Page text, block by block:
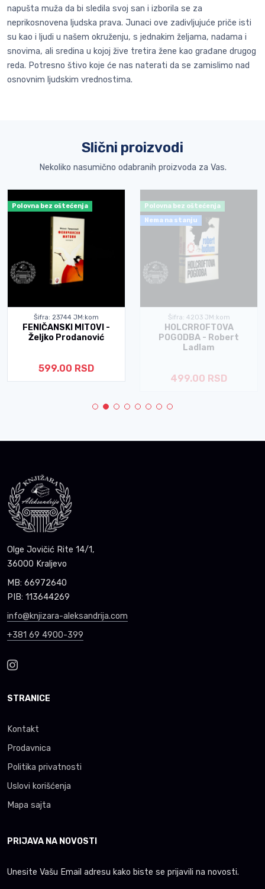
napušta muža da bi sledila svoj san i izborila se za
neprikosnovena ljudska prava. Junaci ove zadivljujuće priče isti
su kao i ljudi u našem okruženju, s jednakim željama, nadama i
snovima, ali sredina u kojoj žive tretira žene kao građane drugog
reda. Potresno štivo koje će nas naterati da se zamislimo nad
osnovnim ljudskim vrednostima.
Slični proizvodi
Nekoliko nasumično odabranih proizvoda za Vas.
Polovna bez oštećenja
Šifra: 23744 JM:kom
FENIČANSKI MITOVI -
Željko Prodanović
599.00 RSD
Polovna bez oštećenja
Nema na stanju
Šifra: 4203 JM:kom
HOLCRROFTOVA
POGODBA - Robert
Ladlam
499.00 RSD
Olge Jovičić Rite 14/1,
36000 Kraljevo
MB: 66972640
PIB: 113644269
info@knjizara-aleksandrija.com
+381 69 4900-399
STRANICE
Kontakt
Prodavnica
Politika privatnosti
Uslovi korišćenja
Mapa sajta
PRIJAVA NA NOVOSTI
Unesite Vašu Email adresu kako biste se prijavili na novosti.